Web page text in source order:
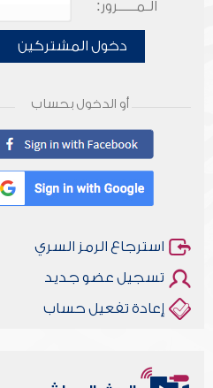
الـمـــــرور:
دخول المشتركين
أو الدخول بحساب
استرجاع الرمز السري
تسجيل عضو جديد
إعادة تفعيل حساب